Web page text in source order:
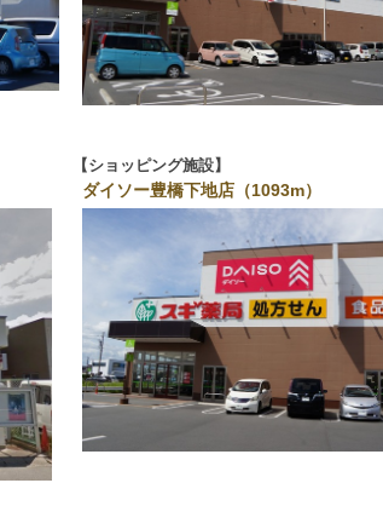
ショッピング施設
ダイソー豊橋下地店（1093m）